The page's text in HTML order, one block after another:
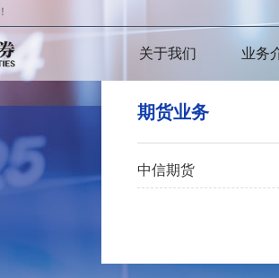
关于我们 业务
期货业务
中信期货